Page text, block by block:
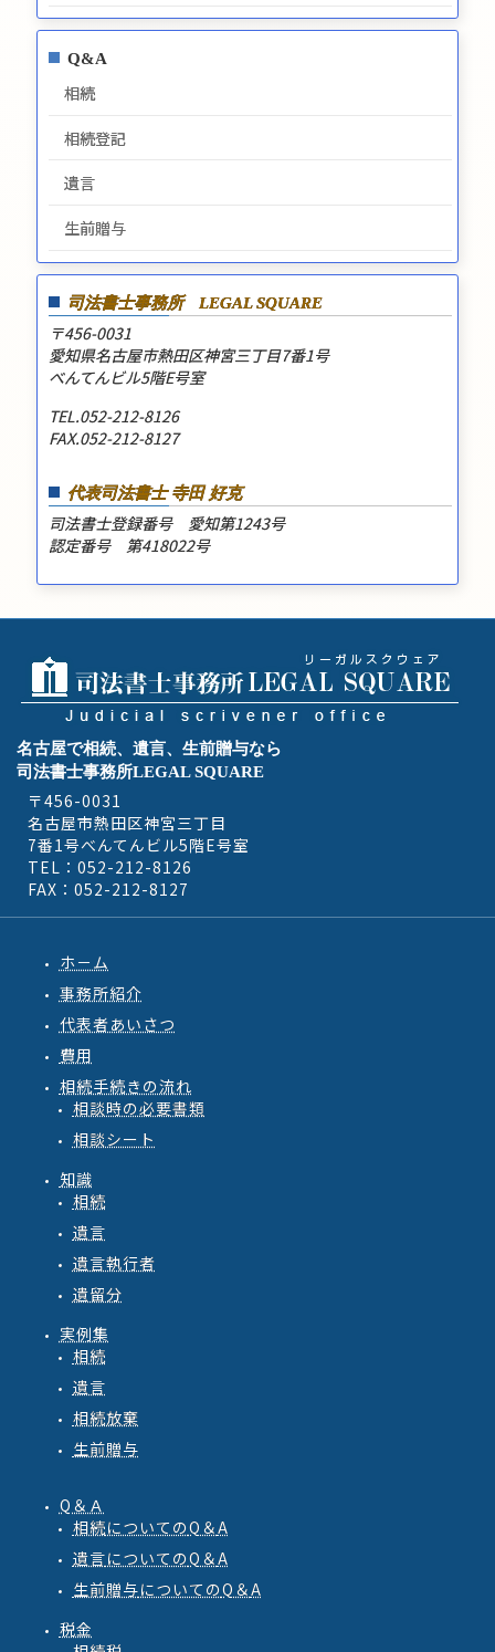
Q&A
相続
相続登記
遺言
生前贈与
司法書士事務所 LEGAL SQUARE
〒456-0031
愛知県名古屋市熱田区神宮三丁目7番1号
べんてんビル5階E号室
TEL.052-212-8126
FAX.052-212-8127
代表司法書士 寺田 好克
司法書士登録番号 愛知第1243号
認定番号 第418022号
名古屋で相続、遺言、生前贈与なら
司法書士事務所LEGAL SQUARE
〒456-0031
名古屋市熱田区神宮三丁目
7番1号べんてんビル5階E号室
TEL：052-212-8126
FAX：052-212-8127
ホ－ム
事務所紹介
代表者あいさつ
費用
相続手続きの流れ
相談時の必要書類
相談シート
知識
相続
遺言
遺言執行者
遺留分
実例集
相続
遺言
相続放棄
生前贈与
Q＆Ａ
相続についてのQ ＆A
遺言についてのQ ＆A
生前贈与についてのQ ＆A
税金